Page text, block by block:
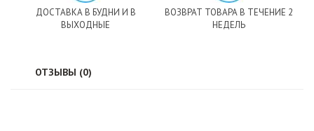
ДОСТАВКА В БУДНИ И В
ВЫХОДНЫЕ
ВОЗВРАТ ТОВАРА В ТЕЧЕНИЕ 2
НЕДЕЛЬ
ОТЗЫВЫ (0)